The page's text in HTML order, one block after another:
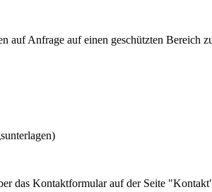
auf Anfrage auf einen geschützten Bereich
das Kontaktformular auf der Seite